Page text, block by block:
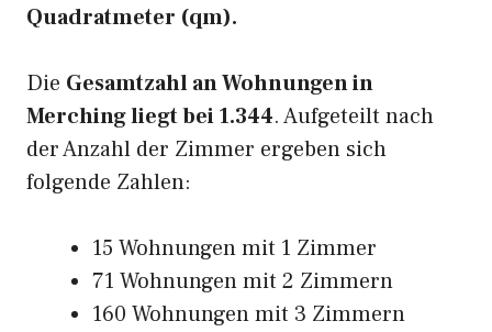
Quadratmeter (qm).
Die Gesamtzahl an Wohnungen in
Merching liegt bei 1.344. Aufgeteilt nach
der Anzahl der Zimmer ergeben sich
folgende Zahlen:
15 Wohnungen mit 1 Zimmer
71 Wohnungen mit 2 Zimmern
160 Wohnungen mit 3 Zimmern